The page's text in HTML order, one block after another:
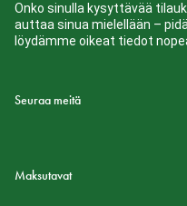
Onko sinulla kysyttävää
auttaa sinua mielellään –
löydämme oikeat tiedot
Seuraa meitä
Maksutavat